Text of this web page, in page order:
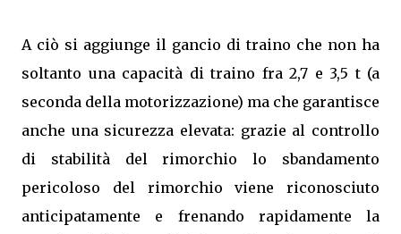
A ciò si aggiunge il gancio di traino che non ha
soltanto una capacità di traino fra 2,7 e 3,5 t (a
seconda della motorizzazione) ma che garantisce
anche una sicurezza elevata: grazie al controllo
di stabilità del rimorchio lo sbandamento
pericoloso del rimorchio viene riconosciuto
anticipatamente e frenando rapidamente la